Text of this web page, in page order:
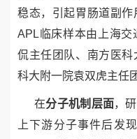
稳态，引起胃肠道副
APL 临床样本由上海
侃主任团队、南方医
科大附一院袁双虎主任
在分子机制层面，
上下游分子事件后发现